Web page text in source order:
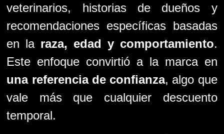
veterinarios, historias de dueños y
recomendaciones específicas basadas
en la raza, edad y comportamiento.
Este enfoque convirtió a la marca en
una referencia de confianza, algo que
vale más que cualquier descuento
temporal.